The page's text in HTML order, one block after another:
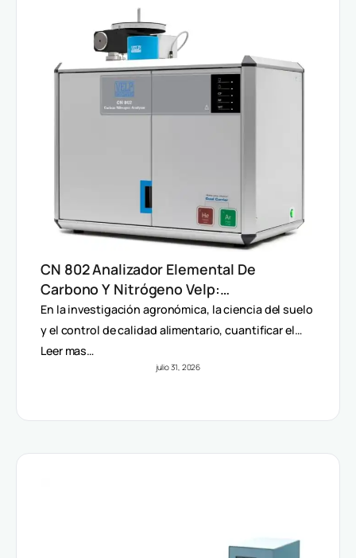
CN 802 Analizador Elemental De
Carbono Y Nitrógeno Velp:
Determinación Rápida Por Método
Dumas (TC, TOC, TIC Y TN)
En la investigación agronómica, la ciencia del suelo
y el control de calidad alimentario, cuantificar el…
Leer mas…
julio 31, 2026